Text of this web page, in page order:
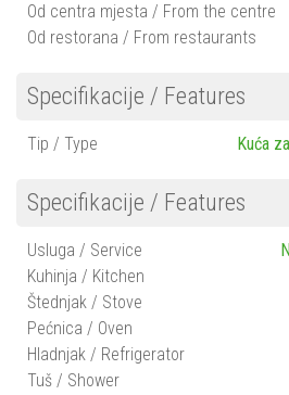
Od centra mjesta / From the centre
Od restorana / From restaurants
Specifikacije / Features
Tip / Type Kuća
Specifikacije / Features
Usluga / Service
Kuhinja / Kitchen
Štednjak / Stove
Pećnica / Oven
Hladnjak / Refrigerator
Tuš / Shower